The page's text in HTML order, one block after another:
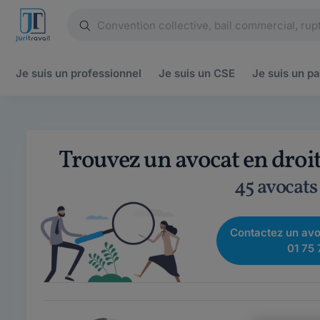
Je suis un professionnel Je suis un CSE Je suis un
Trouvez un avocat en
45
Contactez un
01 75